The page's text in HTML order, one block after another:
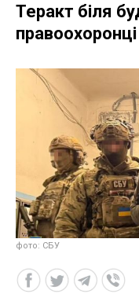
Теракт біля
фото: СБУ